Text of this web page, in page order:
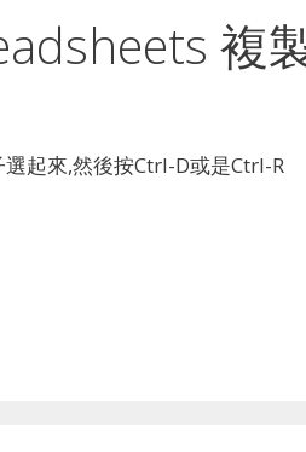
複
起來,然後按Ctrl-D或是Ctrl-R